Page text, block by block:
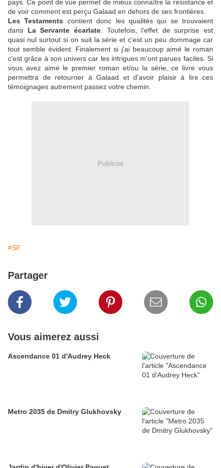
pays. Ce point de vue permet de mieux connaître la résistance et
de voir comment est perçu Galaad en dehors de ses frontières.
Les Testaments contient donc les qualités qui se trouvaient
dans La Servante écarlate. Toutefois, l'effet de surprise est
quasi nul surtout si on suit la série et c'est un peu dommage car
tout semble évident. Finalement si j'ai beaucoup aimé le roman
c'est grâce à son univers car les intrigues m'ont parues faciles. Si
vous avez aimé le premier roman et/ou la série, ce livre vous
permettra de retourner à Galaad et d'avoir plaisir à lire ces
témoignages autrement passez votre chemin.
Publicité
#SF
Partager
Vous aimerez aussi
Ascendance 01 d'Audrey Heck
Metro 2035 de Dmitry Glukhovsky